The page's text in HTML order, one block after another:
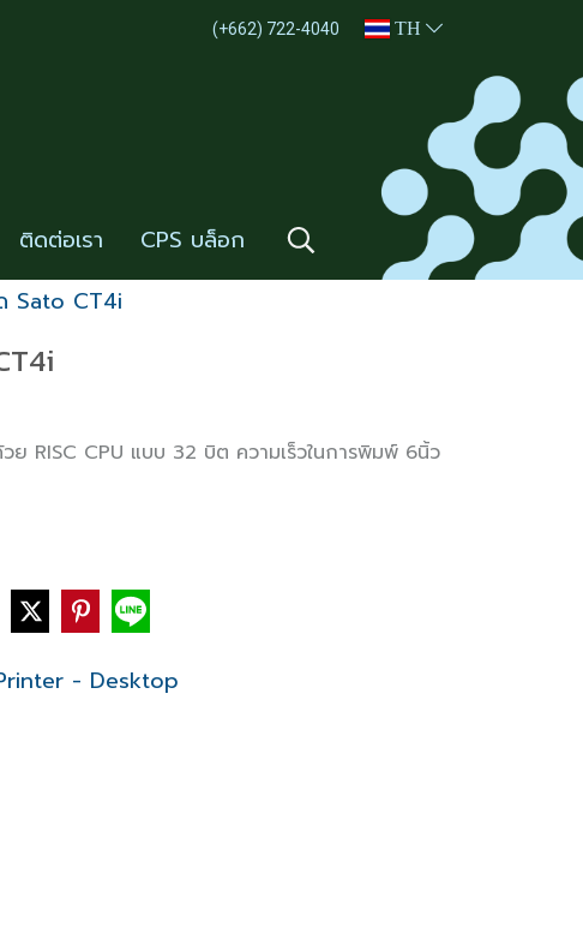
(+662) 722-4040 TH
ติดต่อเรา
CPS บล็อก
Sato CT4i
ย RISC CPU แบบ 32 บิต ความเร็วในการพิมพ์ 6นิ้ว
- Desktop